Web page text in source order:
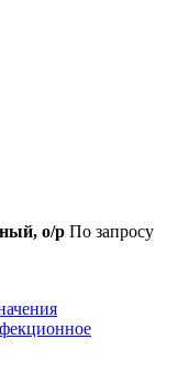
о/р По запросу